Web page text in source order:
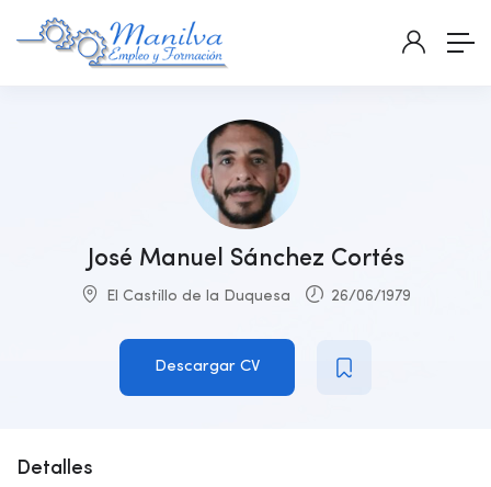
José Manuel Sánchez Cortés
El Castillo de la Duquesa 26/06/1979
Descargar CV
Detalles